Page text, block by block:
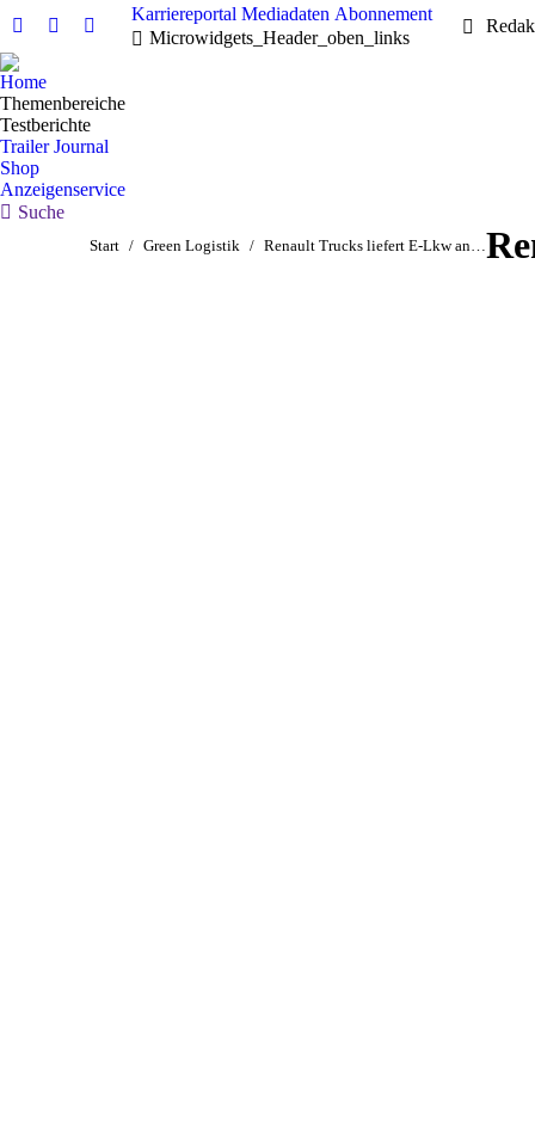
Linkedin
page
opens
in
new
window
Facebook
in
new
X
in
new
Karriereportal Mediadaten Abonnement
Microwidgets_Header_oben_links
Home
Themenbereiche
Testberichte
Trailer Journal
Shop
Anzeigenservice
Search:
Suche
Sie befinden sich hier:
Start Green Logistik Renault Trucks liefert E-Lkw an…